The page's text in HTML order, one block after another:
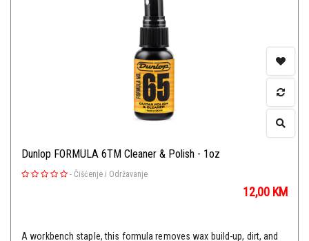
Dunlop FORMULA 6TM Cleaner & Polish - 1oz
- Čišćenje i Održavanje
12,00 KM
A workbench staple, this formula removes wax build-up, dirt, and